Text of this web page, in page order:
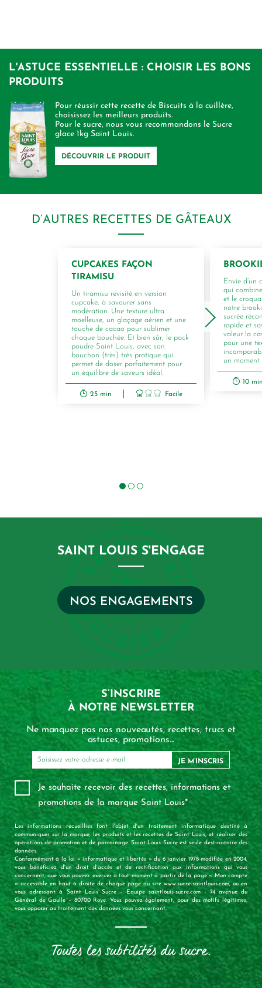
L'ASTUCE ESSENTIELLE : CHOISIR LES BONS
PRODUITS
Pour réussir cette recette de Biscuits à la cuillère,
choisissez les meilleurs produits.
Pour le sucre, nous vous recommandons le Sucre
glace 1kg Saint Louis.
DÉCOUVRIR LE PRODUIT
D’AUTRES RECETTES DE GÂTEAUX
CUPCAKES FAÇON
TIRAMISU
Un tiramisu revisité en version
cupcake, à savourer sans
modération. Une texture ultra
moelleuse, un glaçage aérien et une
touche de cacao pour sublimer
chaque bouchée. Et bien sûr, le pack
poudre Saint Louis, avec son
bouchon (très) très pratique qui
permet de doser parfaitement pour
un équilibre de saveurs idéal.
25 min Facile
Envie d’un
qui
et le
notre
sucrée
rapide et
valeur la
pour une
un
10
SAINT LOUIS S'ENGAGE
NOS ENGAGEMENTS
S’INSCRIRE
À NOTRE NEWSLETTER
Ne manquez pas nos nouveautés, recettes, trucs et
astuces, promotions...
JE M’INSCRIS
Je souhaite recevoir des recettes, informations et
promotions de la marque Saint Louis*
Les informations recueillies font l'objet d'un traitement informatique destiné à
communiquer sur la marque, les produits et les recettes de Saint Louis, et réaliser des
opérations de promotion et de parrainage. Saint Louis Sucre est seule destinataire des
données.
Conformément à la loi « informatique et libertés » du 6 janvier 1978 modifiée en 2004,
vous bénéficiez d'un droit d'accès et de rectification aux informations qui vous
concernent, que vous pouvez exercer à tout moment à partir de la page « Mon compte
» accessible en haut à droite de chaque page du site www.sucre-saintlouis.com, ou en
vous adressant à Saint Louis Sucre – Equipe saintlouis-sucre.com - 74 avenue du
Général de Gaulle – 80700 Roye. Vous pouvez également, pour des motifs légitimes,
vous opposer au traitement des données vous concernant.